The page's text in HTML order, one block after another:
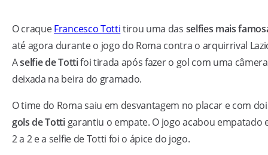
O craqueFrancesco Tottitirou uma das selfies mais
até agora durante o jogo do Roma contra o arquirrival
Aselfie de Tottifoi tirada após fazer o gol com uma câmera
deixada na beira do gramado.
O time do Roma saiu em desvantagem no placar e com
gols de Tottigarantiu o empate. O jogo acabou empatado
2 a 2 e a selfie de Totti foi o ápice do jogo.